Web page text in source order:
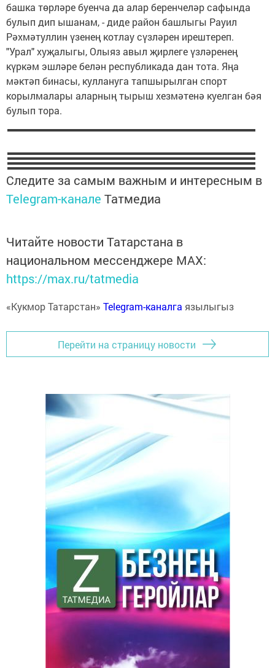
башка төрләре буенча да алар беренчеләр сафында
булып дип ышанам, - диде район башлыгы Рауил
Рәхмәтуллин үзенең котлау сүзләрен ирештереп.
"Урал" хуҗалыгы, Олыяз авыл җирлеге үзләренең
күркәм эшләре белән республикада дан тота. Яңа
мәктәп бинасы, куллануга тапшырылган спорт
корылмалары аларның тырыш хезмәтенә куелган бәя
булып тора.
Следите за самым важным и интересным в
Telegram-канале Татмедиа
Читайте новости Татарстана в
национальном мессенджере MАХ:
https://max.ru/tatmedia
«Кукмор Татарстан» Telegram-каналга язылыгыз
Перейти на страницу новости